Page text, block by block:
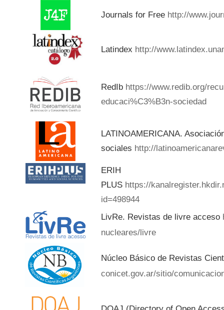
Journals for Free http://
Latindex http://
RedIb https://www.redib.org/
educaci%C3%B3n-sociedad
LATINOAMERICANA.
sociales http://
ERIH
PLUS https://
id=498944
LivRe. Revistas de livre acceso
nucleares/livre
Núcleo Básico de Revistas
conicet.gov.ar/sitio/